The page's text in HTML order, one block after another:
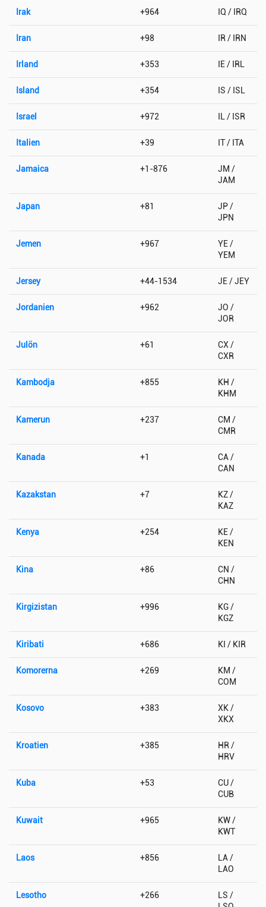
Irak +964 IQ / IRQ
Iran +98 IR / IRN
Irland +353 IE / IRL
Island +354 IS / ISL
Israel +972 IL / ISR
Italien +39 IT / ITA
Jamaica +1-876
JM /
JAM
Japan +81
JP /
JPN
Jemen +967
YE /
YEM
Jersey +44-1534 JE / JEY
Jordanien +962
JO /
JOR
Julön +61
CX /
CXR
Kambodja +855
KH /
KHM
Kamerun +237
CM /
CMR
Kanada +1
CA /
CAN
Kazakstan +7
KZ /
KAZ
Kenya +254
KE /
KEN
Kina +86
CN /
CHN
Kirgizistan +996
KG /
KGZ
Kiribati +686 KI / KIR
Komorerna +269
KM /
COM
Kosovo +383
XK /
XKX
Kroatien +385
HR /
HRV
Kuba +53
CU /
CUB
Kuwait +965
KW /
KWT
Laos +856
LA /
LAO
Lesotho +266
LS /